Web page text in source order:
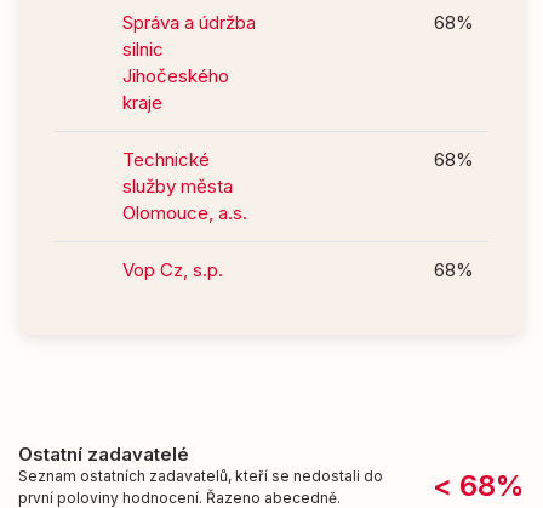
Správa a údržba
silnic
Jihočeského
kraje
68%
Technické
služby města
Olomouce, a.s.
68%
Vop Cz, s.p. 68%
Ostatní zadavatelé
Seznam ostatních zadavatelů, kteří se nedostali do
první poloviny hodnocení. Řazeno abecedně.
< 68%